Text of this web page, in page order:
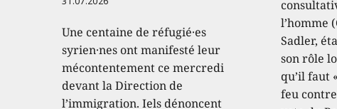
Une centaine de réfugié·es
syrien·nes ont manifesté leur
mécontentement ce mercredi
devant la Direction de
l’immigration. Iels dénoncent
l’homme
Sadler,
son rôle
qu’il faut
feu